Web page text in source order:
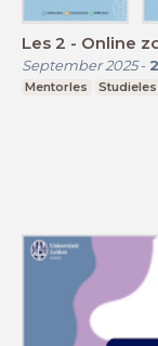
Les 2 - Online
September 2025-
Mentorles Studieles